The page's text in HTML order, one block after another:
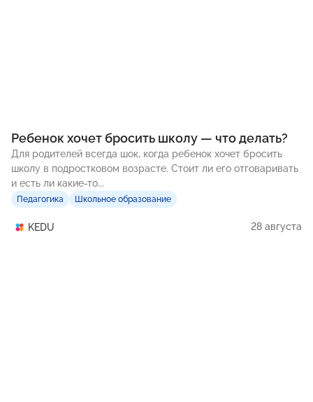
Ребенок хочет бросить школу — что делать?
Для родителей всегда шок, когда ребенок хочет бросить
школу в подростковом возрасте. Стоит ли его отговаривать
и есть ли какие-то...
Педагогика Школьное образование
KEDU 28 августа